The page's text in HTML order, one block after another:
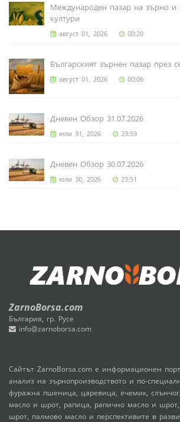
Международен пазар на зърно и
култури
август 01, 2026 00:20
Българският зърнен пазар през
август 01, 2026 00:06
Дневен Обзор 31.07.2026
юли 31, 2026 23:59
Дневен Обзор 30.07.2026
юли 30, 2026 23:51
ZarnoBorsa.com
България, гр. Русе
info@zarnoborsa.com
Сайтът ZarnoBorsa.com е информационен
анализ на зърнопроизводството и по-
фуражна пшеница, царевица, ечемик,
масло и шрот, рапица, рапично масло и
шрот, палмово масло и перспективите в